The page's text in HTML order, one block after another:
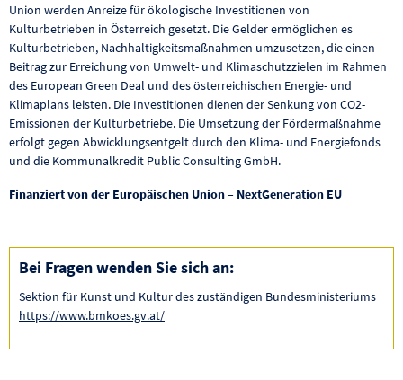
Union werden Anreize für ökologische Investitionen von
Kulturbetrieben in Österreich gesetzt. Die Gelder ermöglichen es
Kulturbetrieben, Nachhaltigkeitsmaßnahmen umzusetzen, die einen
Beitrag zur Erreichung von Umwelt- und Klimaschutzzielen im Rahmen
des European Green Deal und des österreichischen Energie- und
Klimaplans leisten. Die Investitionen dienen der Senkung von CO2-
Emissionen der Kulturbetriebe. Die Umsetzung der Fördermaßnahme
erfolgt gegen Abwicklungsentgelt durch den Klima- und Energiefonds
und die Kommunalkredit Public Consulting GmbH.
Finanziert von der Europäischen Union – NextGeneration EU
Bei Fragen wenden Sie sich an:
Sektion für Kunst und Kultur des zuständigen Bundesministeriums
https://www.bmkoes.gv.at/